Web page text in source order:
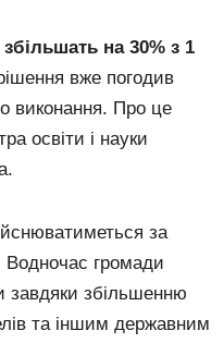
збільшать на 30% з 1
вже погодив
виконання. Про це
освіти і науки
за
Водночас громади
завдяки збільшенню
та іншим державним